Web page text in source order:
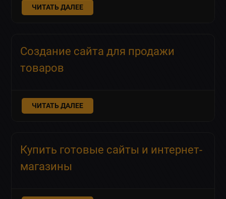
ЧИТАТЬ ДАЛЕЕ
Создание сайта для продажи
товаров
ЧИТАТЬ ДАЛЕЕ
Купить готовые сайты и интернет-
магазины